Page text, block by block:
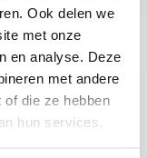
Ook delen we
met onze
en analyse. Deze
met andere
die ze hebben
hun services.